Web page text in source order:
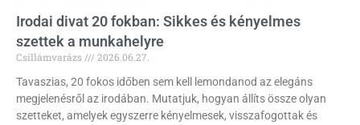
Irodai divat 20 fokban: Sikkes és kényelmes
szettek a munkahelyre
Csillámvarázs
2026.06.27.
Tavaszias, 20 fokos időben sem kell lemondanod az elegáns
megjelenésről az irodában. Mutatjuk, hogyan állíts össze olyan
szetteket, amelyek egyszerre kényelmesek, visszafogottak és